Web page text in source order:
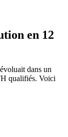
en 12
dans un
qualifiés. Voici